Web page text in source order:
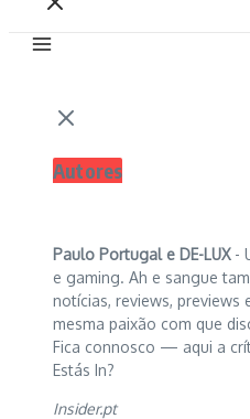
Autores
Paulo Portugal e DE-LUX -
e gaming. Ah e sangue
notícias, reviews, previews
mesma paixão com que
Fica connosco — aqui a
Estás In?
Insider.pt